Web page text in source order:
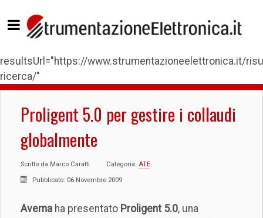
resultsUrl="https://www.strumentazioneelettronica.it/
ricerca/"
Proligent 5.0 per gestire i collaudi
globalmente
Scritto da Marco Caratti Categoria: ATE
Pubblicato: 06 Novembre 2009
Averna ha presentato Proligent 5.0, una